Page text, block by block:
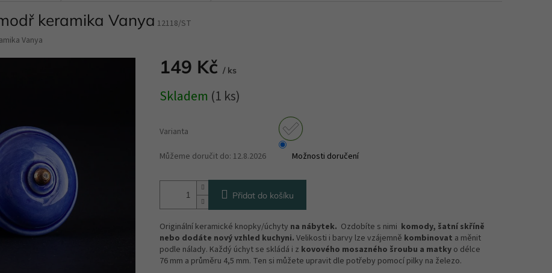
keramika Vanya 12118/ST
Vanya
149 Kč / ks
cena:
Skladem (1 ks)
Varianta
Můžeme doručit do: 12.8.2026 Možnosti doručení
Přidat do košíku
Originální keramické knopky/úchyty na nábytek. Ozdobíte s nimi komody, šatní skříně
nebo dodáte nový vzhled kuchyni. Velikosti i barvy lze vzájemně kombinovat a měnit
podle nálady. Každý úchyt se skládá i z kovového mosazného šroubu a matky o délce
76 mm a průměru 4,5 mm. Ten si můžete upravit dle potřeby pomocí pilky na železo.